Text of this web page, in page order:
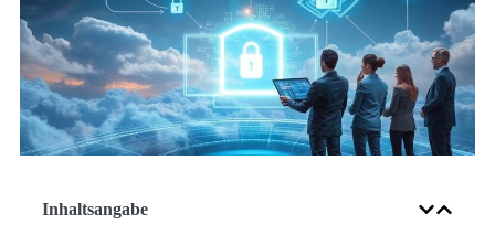
Inhaltsangabe